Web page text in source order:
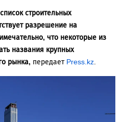
строительных
разрешение на
что некоторые из
названия крупных
рынка, передает Press.kz.